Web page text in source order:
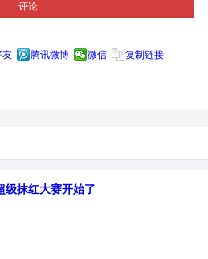
评论
友 腾讯微博 微信
复制链接
级抹红大赛开始了